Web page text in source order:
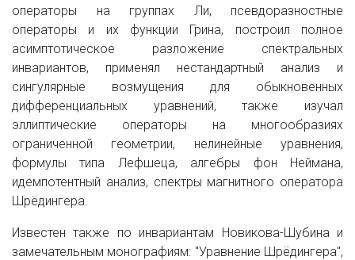
операторы на группах Ли, псевдоразностные
операторы и их функции Грина, построил полное
асимптотическое разложение спектральных
инвариантов, применял нестандартный анализ и
сингулярные возмущения для обыкновенных
дифференциальных уравнений, также изучал
эллиптические операторы на многообразиях
ограниченной геометрии, нелинейные уравнения,
формулы типа Лефшеца, алгебры фон Неймана,
идемпотентный анализ, спектры магнитного оператора
Шрёдингера.
Известен также по инвариантам Новикова-Шубина и
замечательным монографиям: "Уравнение Шрёдингера",